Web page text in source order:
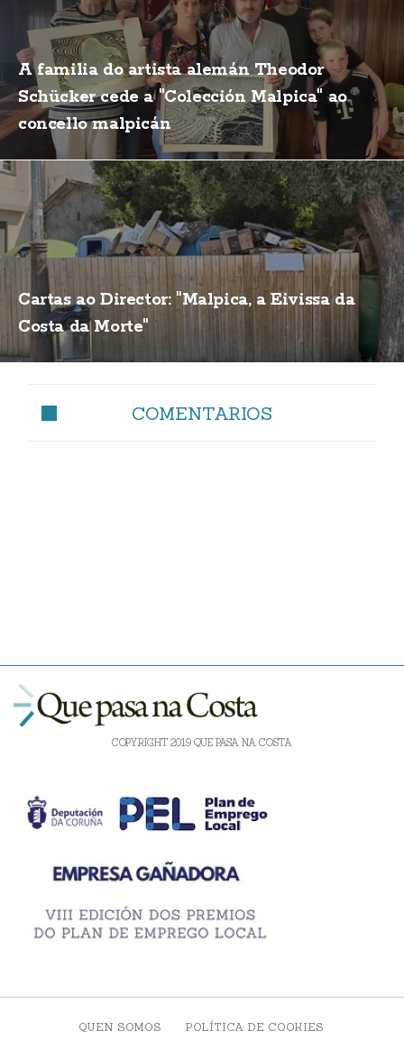
A familia do artista alemán Theodor
Schücker cede a "Colección Malpica" ao
concello malpicán
Cartas ao Director: "Malpica, a Eivissa da
Costa da Morte"
COMENTARIOS
COPYRIGHT 2019 QUE PASA NA COSTA
QUEN SOMOS POLÍTICA DE COOKIES